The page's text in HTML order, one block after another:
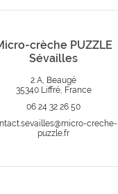
crèche PUZZLE
Sévailles
2 A, Beaugé
35340 Liffré, France
06 24 32 26 50
creche-
puzzle.fr